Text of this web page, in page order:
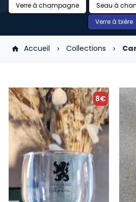
Verre à champagne
Seau à
Verre à bière
Accueil Collections
8€